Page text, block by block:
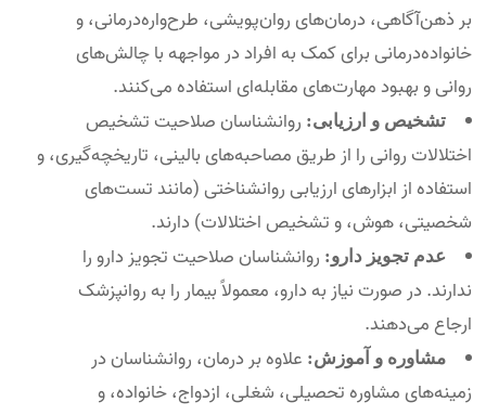
بر ذهن‌آگاهی، درمان‌های روان‌پویشی، طرح‌واره‌درمانی، و
خانواده‌درمانی برای کمک به افراد در مواجهه با چالش‌های
روانی و بهبود مهارت‌های مقابله‌ای استفاده می‌کنند.
تشخیص و ارزیابی: روانشناسان صلاحیت تشخیص
اختلالات روانی را از طریق مصاحبه‌های بالینی، تاریخچه‌گیری، و
استفاده از ابزارهای ارزیابی روانشناختی (مانند تست‌های
شخصیتی، هوش، و تشخیص اختلالات) دارند.
عدم تجویز دارو: روانشناسان صلاحیت تجویز دارو را
ندارند. در صورت نیاز به دارو، معمولاً بیمار را به روانپزشک
ارجاع می‌دهند.
مشاوره و آموزش: علاوه بر درمان، روانشناسان در
زمینه‌های مشاوره تحصیلی، شغلی، ازدواج، خانواده، و